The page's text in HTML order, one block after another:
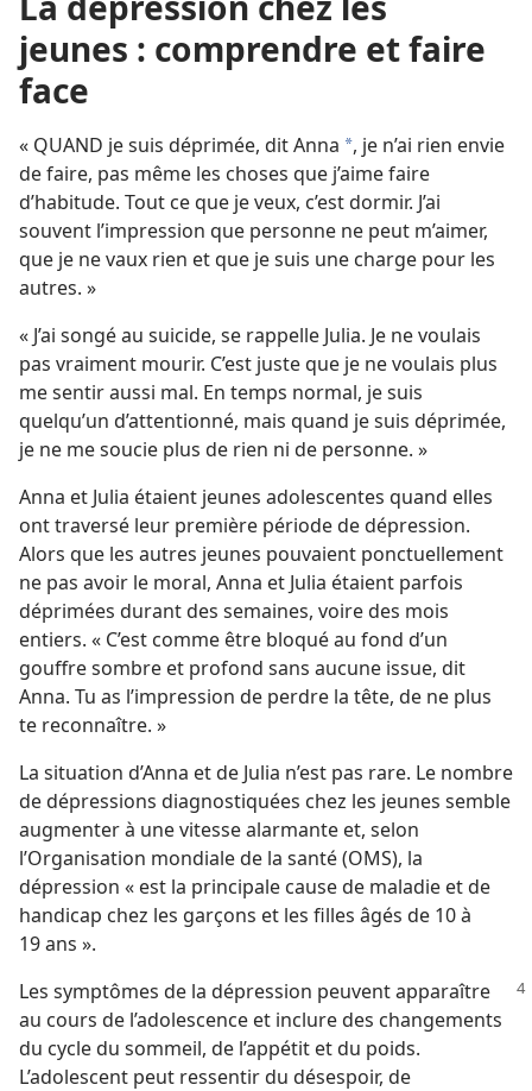
jeunes : comprendre et faire
face
« QUAND je suis déprimée, dit Anna a, je n’ai rien envie
de faire, pas même les choses que j’aime faire
d’habitude. Tout ce que je veux, c’est dormir. J’ai
souvent l’impression que personne ne peut m’aimer,
que je ne vaux rien et que je suis une charge pour les
autres. »
« J’ai songé au suicide, se rappelle Julia. Je ne voulais
pas vraiment mourir. C’est juste que je ne voulais plus
me sentir aussi mal. En temps normal, je suis
quelqu’un d’attentionné, mais quand je suis déprimée,
je ne me soucie plus de rien ni de personne. »
Anna et Julia étaient jeunes adolescentes quand elles
ont traversé leur première période de dépression.
Alors que les autres jeunes pouvaient ponctuellement
ne pas avoir le moral, Anna et Julia étaient parfois
déprimées durant des semaines, voire des mois
entiers. « C’est comme être bloqué au fond d’un
gouffre sombre et profond sans aucune issue, dit
Anna. Tu as l’impression de perdre la tête, de ne plus
te reconnaître. »
La situation d’Anna et de Julia n’est pas rare. Le nombre
de dépressions diagnostiquées chez les jeunes semble
augmenter à une vitesse alarmante et, selon
l’Organisation mondiale de la santé (OMS), la
dépression « est la principale cause de maladie et de
handicap chez les garçons et les filles âgés de 10 à
19 ans ».
Les symptômes de la dépression peuvent apparaître
au cours de l’adolescence et inclure des changements
du cycle du sommeil, de l’appétit et du poids.
L’adolescent peut ressentir du désespoir, de